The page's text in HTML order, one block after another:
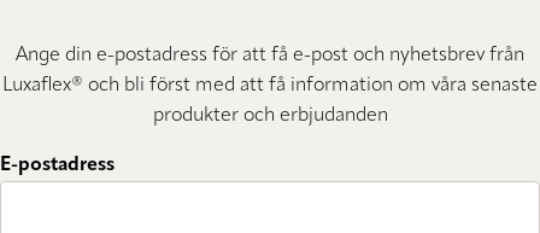
Ange din e-postadress för att få e-post och nyhetsbrev från
Luxaflex® och bli först med att få information om våra senaste
produkter och erbjudanden
E-postadress